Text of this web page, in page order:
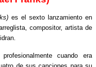
es el sexto lanzamiento en
compositor, artista de
cuando era